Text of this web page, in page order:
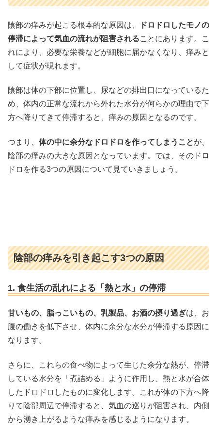
陰部の痒みが起こる根本的な原因は、
ドロドロしたモノの
停滞によって気血の流れが阻害されることにあります。こ
れにより、必要な栄養などが細胞に届かなくなり、痒みと
して症状が現れます。
陰部は体の下部に位置し、尿などの排出口になっているた
め、体内の正常な流れから外れた水分が何らかの理由で下
方へ降りてきて停滞すると、痒みの原因となるのです。
つまり、 体の中に余分なドロドロを作ってしまうことが、
陰部の痒みの大きな原因となっています。では、そのドロ
ドロを作る3つの原因について見ていきましょう。
陰部の痒みを引き起こす3つの原因
1. 食生活の乱れによる「熱と水」の停滞
甘いもの、脂っこいもの、乳製品、お酒の摂り過ぎは、お
腹の働きを低下させ、体内に余分な水分が停滞する原因に
なります。
さらに、これらの食べ物によって生じた余分な熱が、停滞
している水分を「煮詰める」ように作用し、熱と水が合体
したドロドロしたものに変化します。これが体の下方へ降
りて陰部周辺で停滞すると、気血の巡りが阻害され、内側
から湧き上がるような痒みを感じるようになります。